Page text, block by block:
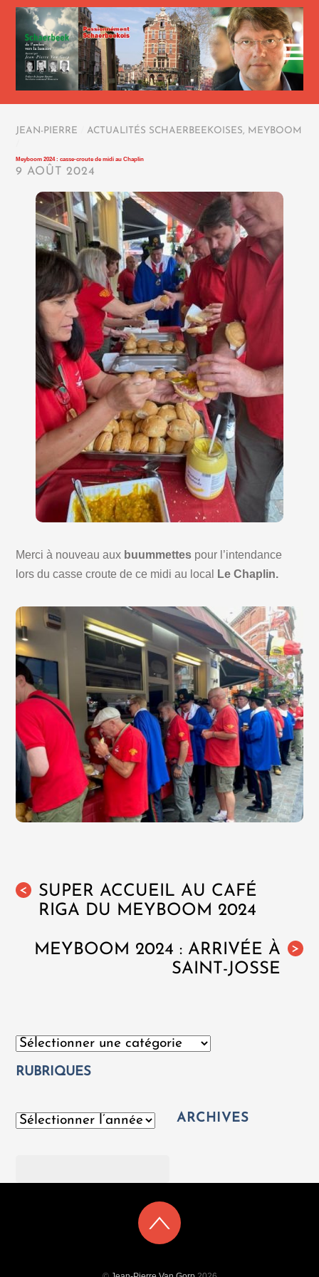
JEAN-PIERRE ACTUALITÉS SCHAERBEEKOISES, MEYBOOM
Meyboom 2024 : casse-croute de midi au Chaplin
9 AOÛT 2024
Merci à nouveau aux buummettes pour l’intendance
lors du casse croute de ce midi au local
Le Chaplin.
<
SUPER ACCUEIL AU CAFÉ
RIGA DU MEYBOOM 2024
>
MEYBOOM 2024 : ARRIVÉE À
SAINT-JOSSE
Catégories
RUBRIQUES
Archives ARCHIVES